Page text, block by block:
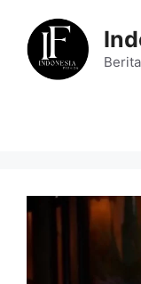
content